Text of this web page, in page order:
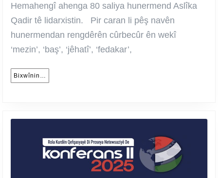
Hemahengî ahenga 80 saliya hunermend Aslîka
Qadir tê lidarxistin. Pir caran li pêş navên
hunermendan rengdêrên cûrbecûr ên wekî
‘mezin’, ‘baş’, ‘jêhatî’, ‘fedakar’,
Bixwînin…